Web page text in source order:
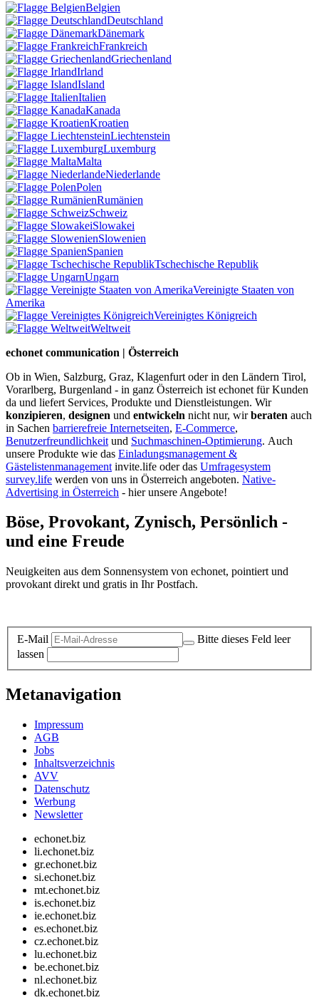
Belgien
Deutschland
Dänemark
Frankreich
Griechenland
Irland
Island
Italien
Kanada
Kroatien
Liechtenstein
Luxemburg
Malta
Niederlande
Polen
Rumänien
Schweiz
Slowakei
Slowenien
Spanien
Tschechische Republik
Ungarn
Vereinigte Staaten von
Amerika
Vereinigtes Königreich
Weltweit
echonet communication | Österreich
Ob in Wien, Salzburg, Graz, Klagenfurt oder in den Ländern Tirol,
Vorarlberg, Burgenland - in ganz Österreich ist echonet für Kunden
da und liefert Services, Produkte und Dienstleistungen. Wir
konzipieren, designen und entwickeln nicht nur, wirberaten auch
in Sachen barrierefreie Internetseiten, E-Commerce,
Benutzerfreundlichkeit und Suchmaschinen-Optimierung. Auch
unsere Produkte wie das Einladungsmanagement &
Gästelistenmanagement invite.life oder das Umfragesystem
survey.life werden von uns in Österreich angeboten. Native-
Advertising in Österreich - hier unsere Angebote!
Böse, Provokant, Zynisch, Persönlich -
und eine Freude
Neuigkeiten aus dem Sonnensystem von echonet, pointiert und
provokant direkt und gratis in Ihr Postfach.
E-Mail
Bitte dieses Feld leer
lassen
Metanavigation
Impressum
AGB
Jobs
Inhaltsverzeichnis
AVV
Datenschutz
Werbung
Newsletter
echonet.biz
li.echonet.biz
gr.echonet.biz
si.echonet.biz
mt.echonet.biz
is.echonet.biz
ie.echonet.biz
es.echonet.biz
cz.echonet.biz
lu.echonet.biz
be.echonet.biz
nl.echonet.biz
dk.echonet.biz